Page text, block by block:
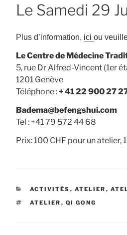
Le Samedi 29
Plus d’information, ici ou
Le Centre de Médecine
5, rue Dr Alfred-Vincent (1er
1201 Genève
Téléphone :+ 41 22 900 27
Badema@befengshui.com
Tel : +41 79 572 44 68
Prix: 100 CHF pour un atelier,
CATÉGORIES
ACTIVITÉS , ATELIER ,
ÉTIQUETTES
ATELIER , QI GONG